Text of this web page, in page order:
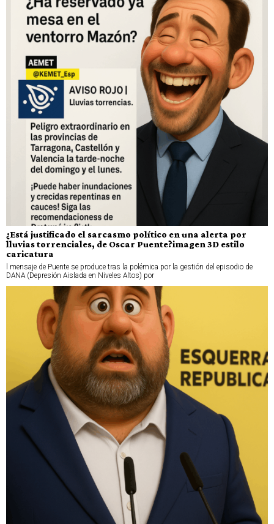
¿Está justificado el sarcasmo político en una alerta por
lluvias torrenciales, de Oscar Puente?imagen 3D estilo
caricatura
l mensaje de Puente se produce tras la polémica por la gestión del episodio de
DANA (Depresión Aislada en Niveles Altos) por